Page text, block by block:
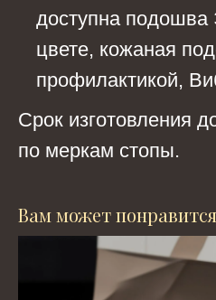
доступна подошва
цвете, кожаная
профилактикой,
Срок изготовления
по меркам стопы.
Вам может понравится